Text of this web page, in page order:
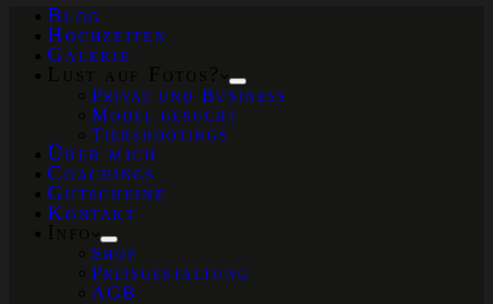
Blog
Hochzeiten
Galerie
Privat und Business
Model gesucht
Tiershootings
Über mich
Coachings
Gutscheine
Kontakt
Shop
Preisgestaltung
AGB